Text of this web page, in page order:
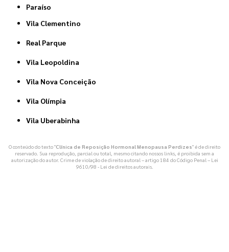
Paraíso
Vila Clementino
Real Parque
Vila Leopoldina
Vila Nova Conceição
Vila Olímpia
Vila Uberabinha
O conteúdo do texto "Clínica de Reposição Hormonal Menopausa Perdizes" é de direito
reservado. Sua reprodução, parcial ou total, mesmo citando nossos links, é proibida sem a
autorização do autor. Crime de violação de direito autoral – artigo 184 do Código Penal – Lei
9610/98 - Lei de direitos autorais.